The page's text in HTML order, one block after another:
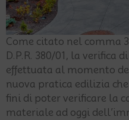
Come citato nel comma
D.P.R. 380/01, la verifica
effettuata al momento
nuova pratica edilizia
fini di poter verificare la
materiale ad oggi